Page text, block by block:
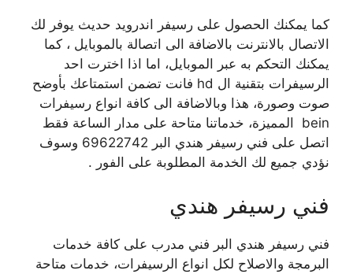
كما يمكنك الحصول على رسيفر اندرويد حديث يوفر لك
الاتصال بالانترنت بالاضافة الى اتصالة بالموبايل ، كما
يمكنك التحكم به عبر الموبايل، اما اذا اخترت احد
الرسيفرات بتقنية ال hd فانت تضمن استمتاعك بأوضح
صوت وصورة، هذا وبالاضافة الى كافة انواع رسيفرات
bein المميزة، خدماتنا متاحة على مدار الساعة فقط
اتصل على فني رسيفر هندي البر 69622742 وسوف
نؤدي جميع لك الخدمة المطلوبة على الفور .
فني رسيفر هندي
فني رسيفر هندي البر فني مدرب على كافة خدمات
البرمجة والاصلاح لكل انواع الرسيفرات، خدمات متاحة